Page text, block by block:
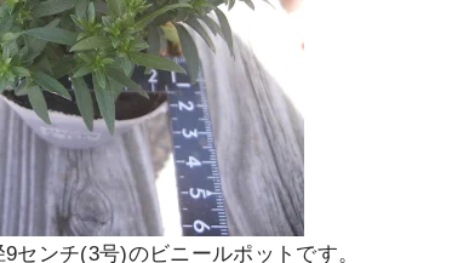
センチ(3号)のビニールポットです。